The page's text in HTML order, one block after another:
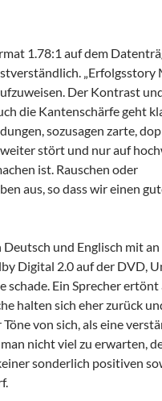
1.78:1 auf dem
„Erfolgsstory
Der Kontrast
die Kantenschärfe geht
sozusagen zarte,
stört und nur auf
ist. Rauschen oder
aus, so dass wir einen
Deutsch und Englisch mit
Digital 2.0 auf der DVD,
schade. Ein Sprecher ertönt
halten sich eher zurück
von sich, als eine
nicht viel zu erwarten,
sonderlich positiven